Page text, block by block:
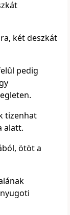
két deszkát
pedig
tizenhat
alatt.
ötöt a